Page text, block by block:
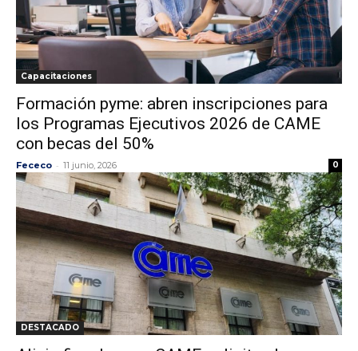
Capacitaciones
Formación pyme: abren inscripciones para
los Programas Ejecutivos 2026 de CAME
con becas del 50%
Fececo - 11 junio, 2026 0
DESTACADO